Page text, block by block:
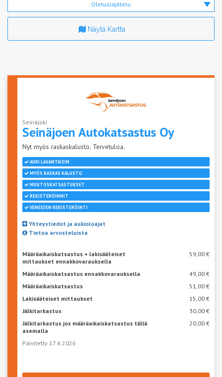
Oletuslajittelu
Näytä Kartta
Seinäjoki
Seinäjoen Autokatsastus Oy
Nyt myös raskaskalusto. Tervetuloa.
AUKI LAUANTAISIN
MYÖS RASKAS KALUSTO
MUUTOSKATSASTUKSET
REKISTERÖINNIT
VENEIDEN REKISTERÖINTI
Yhteystiedot ja aukioloajat
Tietoa arvosteluista
Määräaikaiskatsastus + lakisääteiset
mittaukset ennakkovarauksella
59,00 €
Määräaikaiskatsastus ennakkovarauksella
49,00 €
Määräaikaiskatsastus
51,00 €
Lakisääteiset mittaukset
15,00 €
Jälkitarkastus
30,00 €
Jälkitarkastus jos määräaikaiskatsastus tällä
asemalla
20,00 €
Päivitetty 17.4.2026